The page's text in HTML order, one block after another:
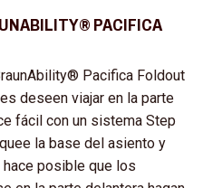
PACIFICA
Pacifica Foldout
deseen viajar en la parte
fácil con un sistema Step
la base del asiento y
posible que los